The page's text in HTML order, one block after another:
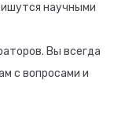
научными
Вы всегда
с вопросами и